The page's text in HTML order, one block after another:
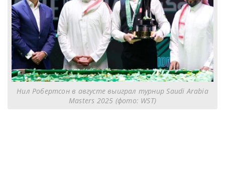
Нил Робертсон в августе выиграл турнир Saudi Arabia
Masters 2025 (фото: WST)